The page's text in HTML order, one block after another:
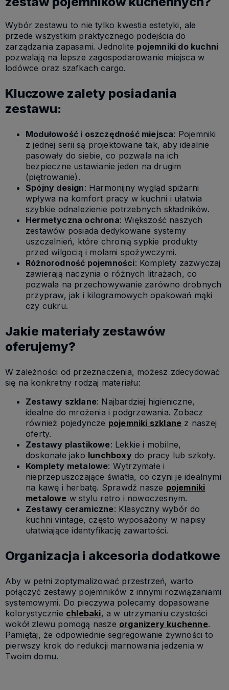
Wybór zestawu to nie tylko kwestia estetyki, ale
przede wszystkim praktycznego podejścia do
zarządzania zapasami. Jednolite pojemniki do kuchni
pozwalają na lepsze zagospodarowanie miejsca w
lodówce oraz szafkach cargo.
Kluczowe zalety posiadania
zestawu:
Modułowość i oszczędność miejsca: Pojemniki
z jednej serii są projektowane tak, aby idealnie
pasowały do siebie, co pozwala na ich
bezpieczne ustawianie jeden na drugim
(piętrowanie).
Spójny design: Harmonijny wygląd spiżarni
wpływa na komfort pracy w kuchni i ułatwia
szybkie odnalezienie potrzebnych składników.
Hermetyczna ochrona: Większość naszych
zestawów posiada dedykowane systemy
uszczelnień, które chronią sypkie produkty
przed wilgocią i molami spożywczymi.
Różnorodność pojemności: Komplety zazwyczaj
zawierają naczynia o różnych litrażach, co
pozwala na przechowywanie zarówno drobnych
przypraw, jak i kilogramowych opakowań mąki
czy cukru.
Jakie materiały zestawów
oferujemy?
W zależności od przeznaczenia, możesz zdecydować
się na konkretny rodzaj materiału:
Zestawy szklane: Najbardziej higieniczne,
idealne do mrożenia i podgrzewania. Zobacz
również pojedyncze pojemniki szklane z naszej
oferty.
Zestawy plastikowe: Lekkie i mobilne,
doskonałe jako lunchboxydo pracy lub szkoły.
Komplety metalowe: Wytrzymałe i
nieprzepuszczające światła, co czyni je idealnymi
na kawę i herbatę. Sprawdź nasze pojemniki
metalowe w stylu retro i nowoczesnym.
Zestawy ceramiczne: Klasyczny wybór do
kuchni vintage, często wyposażony w napisy
ułatwiające identyfikację zawartości.
Organizacja i akcesoria dodatkowe
Aby w pełni zoptymalizować przestrzeń, warto
połączyć zestawy pojemników z innymi rozwiązaniami
systemowymi. Do pieczywa polecamy dopasowane
kolorystycznie chlebaki, a w utrzymaniu czystości
wokół zlewu pomogą nasze organizery kuchenne.
Pamiętaj, że odpowiednie segregowanie żywności to
pierwszy krok do redukcji marnowania jedzenia w
Twoim domu.